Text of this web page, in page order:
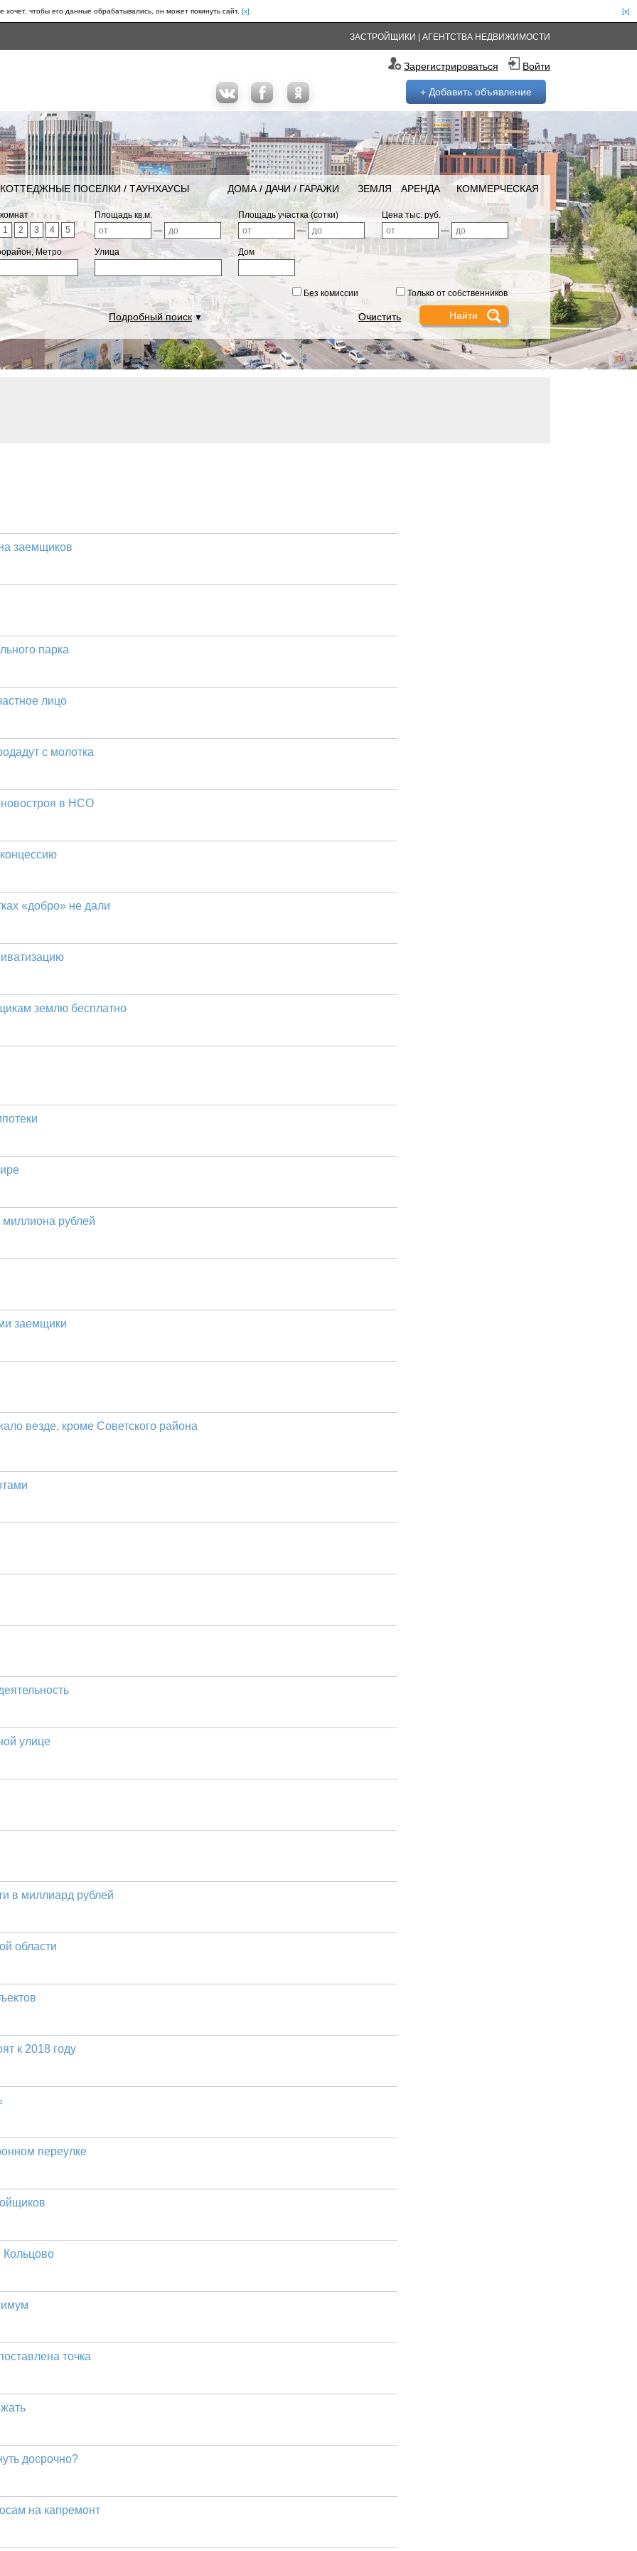
чтобы его данные обрабатывались, он может покинуть сайт. [x]
[x]
ЗАСТРОЙЩИКИ АГЕНТСТВА НЕДВИЖИМОСТИ
Зарегистрироваться Войти
+ Добавить объявление
КОТТЕДЖНЫЕ ПОСЕЛКИ / ТАУНХАУСЫ ДОМА / ДАЧИ / ГАРАЖИ ЗЕМЛЯ АРЕНДА КОММЕРЧЕСКАЯ
1
2 3 4 5
Площадь кв.м.
—
Площадь участка (сотки)
—
Цена тыс. руб.
—
Метро Улица Дом
Без комиссии Только от собственников
Подробный поиск▼ Очистить
заемщиков
парка
лицо
с молотка
новостроя в НСО
«добро» не дали
землю бесплатно
миллиона рублей
заемщики
везде, кроме Советского района
улице
в миллиард рублей
области
к 2018 году
переулке
Кольцово
точка
досрочно?
на капремонт